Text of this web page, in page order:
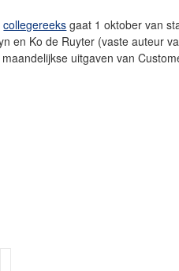
collegereeks gaat 1 oktober van
en Ko de Ruyter (vaste auteur
maandelijkse uitgaven van